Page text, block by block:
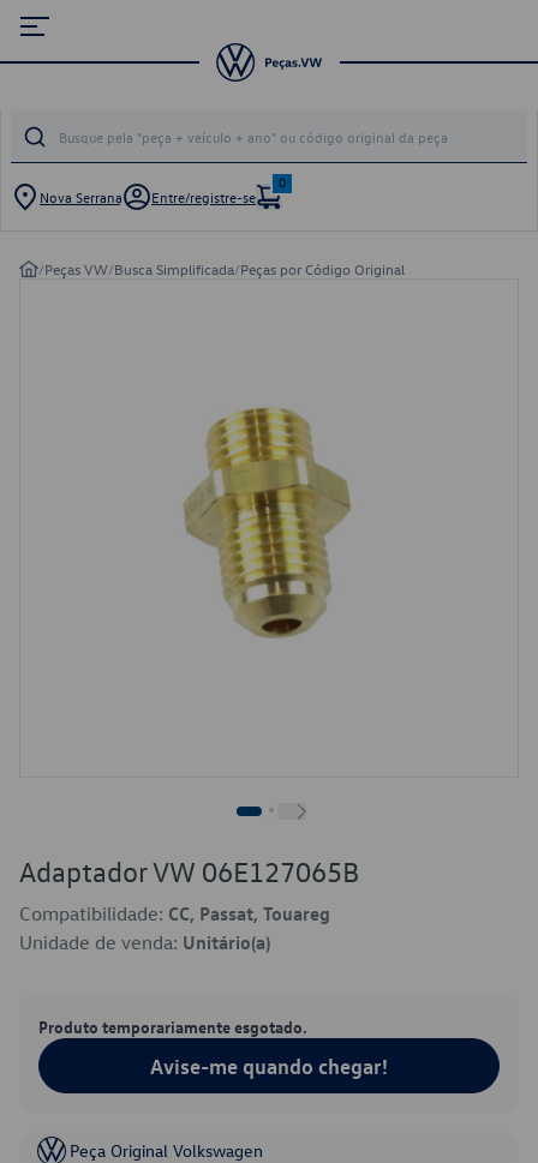
Nova Serrana Entre/registre-se
0
/Peças VW/Busca Simplificada/Peças por Código Original
Adaptador VW 06E127065B
Compatibilidade: CC, Passat, Touareg
Unidade de venda: Unitário(a)
Produto temporariamente esgotado.
Avise-me quando chegar!
Peça Original Volkswagen